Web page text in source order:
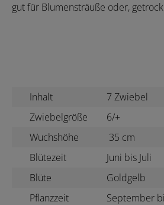
gut für Blumensträuße oder,
Inhalt
7 Zwiebel
Zwiebelgröße
6/+
Wuchshöhe
35 cm
Blütezeit
Juni bis Juli
Blüte
Goldgelb
Pflanzzeit
September